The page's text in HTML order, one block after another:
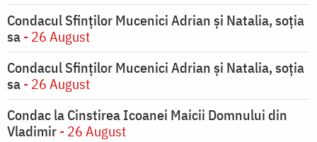
Condacul Sfinţilor Mucenici Adrian şi Natalia, soţia
sa- 26 August
Condacul Sfinţilor Mucenici Adrian şi Natalia, soţia
sa- 26 August
Condac la Cinstirea Icoanei Maicii Domnului din
Vladimir- 26 August